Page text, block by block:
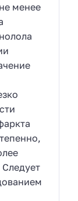
менее